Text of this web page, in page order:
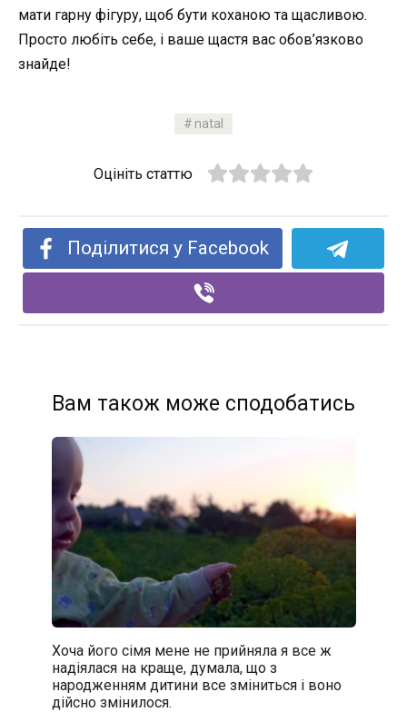
мати гарну фігуру, щоб бути коханою та щасливою.
Просто любіть себе, і ваше щастя вас обов’язково
знайде!
natal
Оцініть статтю
Поділитися у Facebook
Вам також може сподобатись
Хоча його сімя мене не прийняла я все ж
надіялася на краще, думала, що з
народженням дитини все зміниться і воно
дійсно змінилося.